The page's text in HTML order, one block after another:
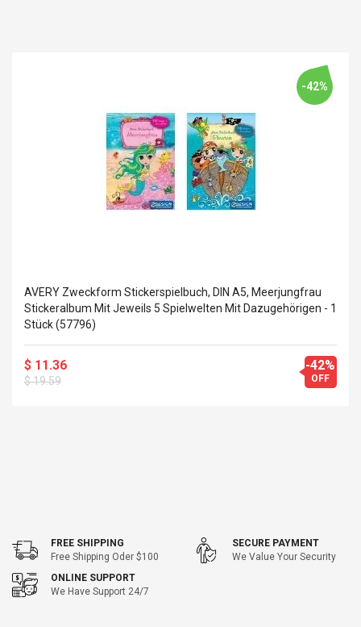
-42%
AVERY Zweckform Stickerspielbuch, DIN A5, Meerjungfrau
Stickeralbum Mit Jeweils 5 Spielwelten Mit Dazugehörigen - 1
Stück (57796)
$ 11.36
$ 19.59
-42%
OFF
FREE SHIPPING
Free Shipping Oder $100
SECURE PAYMENT
We Value Your Security
ONLINE SUPPORT
We Have Support 24/7